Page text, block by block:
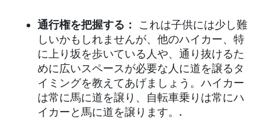
通行権を把握する： これは子供には少し難
しいかもしれませんが、他のハイカー、特
に上り坂を歩いている人や、通り抜けるた
めに広いスペースが必要な人に道を譲るタ
イミングを教えてあげましょう。ハイカー
は常に馬に道を譲り、自転車乗りは常にハ
イカーと馬に道を譲ります。.